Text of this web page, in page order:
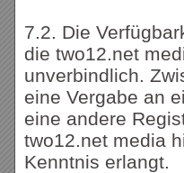
7.2. Die
die two12.net
unverbindlich.
eine Vergabe an
eine andere
two12.net media
Kenntnis erlangt.